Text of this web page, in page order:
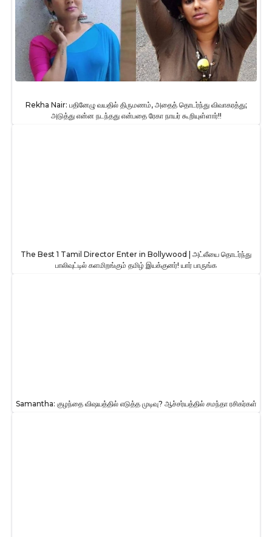
Rekha Nair: பதினேழு வயதில் திருமணம், அதைத் தொடர்ந்து விவாகரத்து;
அடுத்து என்ன நடந்தது என்பதை ரேகா நாயர் கூறியுள்ளார்!!
The Best 1 Tamil Director Enter in Bollywood | அட்லீயை தொடர்ந்து
பாலிவுட்டில் களமிறங்கும் தமிழ் இயக்குனர்! யார் பாருங்க
Samantha: குழந்தை விஷயத்தில் எடுத்த முடிவு? ஆச்சர்யத்தில் சமந்தா ரசிகர்கள்